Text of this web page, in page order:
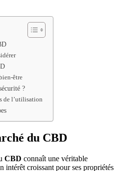
être
?
de l’utilisation
du CBD
CBD connaît une véritable
intérêt croissant pour ses propriétés